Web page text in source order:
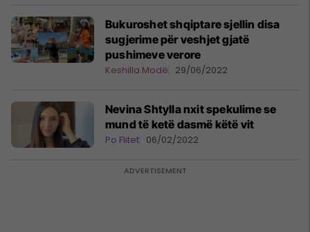
Bukuroshet shqiptare sjellin disa
sugjerime për veshjet gjatë
pushimeve verore
Keshilla Modë 29/06/2022
Nevina Shtylla nxit spekulime se
mund të ketë dasmë këtë vit
Po Flitet 06/02/2022